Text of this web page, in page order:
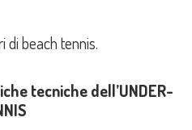
di beach tennis.
tecniche dell’UNDER-